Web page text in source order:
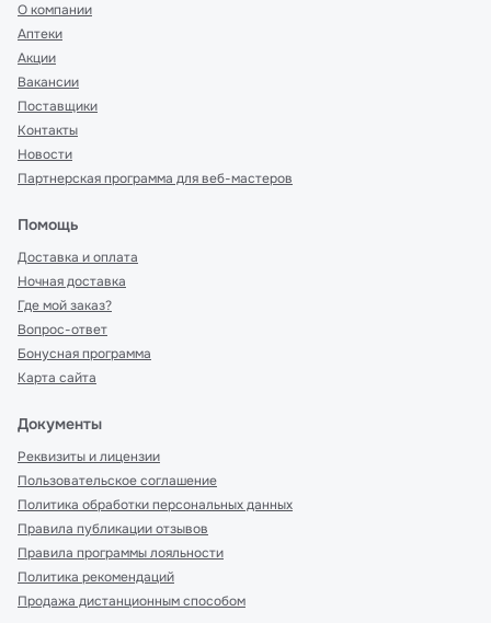
О компании
Аптеки
Акции
Вакансии
Поставщики
Контакты
Новости
Партнерская программа для веб-мастеров
Помощь
Доставка и оплата
Ночная доставка
Где мой заказ?
Вопрос-ответ
Бонусная программа
Карта сайта
Документы
Реквизиты и лицензии
Пользовательское соглашение
Политика обработки персональных данных
Правила публикации отзывов
Правила программы лояльности
Политика рекомендаций
Продажа дистанционным способом